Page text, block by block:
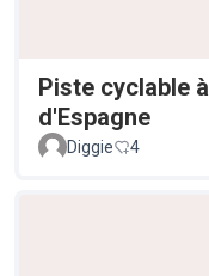
Piste cyclable
d'Espagne
Diggie 4